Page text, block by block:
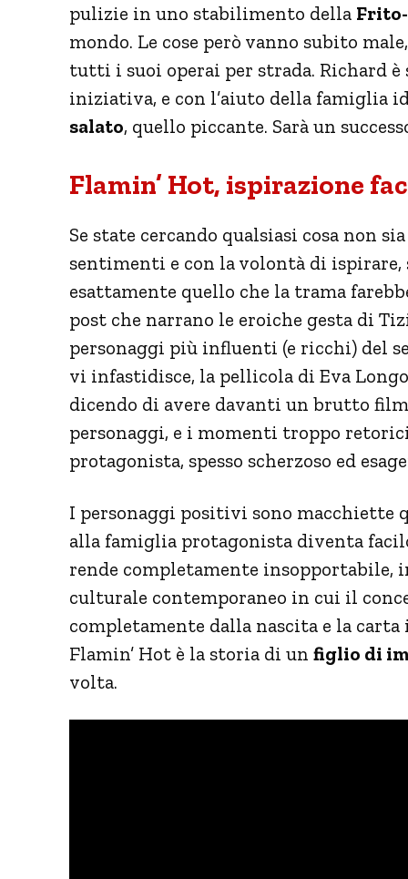
pulizie in uno stabilimento della
mondo. Le cose però vanno subito
tutti i suoi operai per strada. Richard
iniziativa, e con l’aiuto della famiglia
salato, quello piccante. Sarà un
Flamin’ Hot, ispirazione
Se state cercando qualsiasi cosa non
sentimenti e con la volontà di ispirare,
esattamente quello che la trama
post che narrano le eroiche gesta di
personaggi più influenti (e ricchi) del
vi infastidisce, la pellicola di Eva
dicendo di avere davanti un brutto
personaggi, e i momenti troppo
protagonista, spesso scherzoso ed
I personaggi positivi sono
alla famiglia protagonista diventa
rende completamente insopportabile,
culturale contemporaneo in cui il
completamente dalla nascita e la carta
Flamin’ Hot è la storia di un figlio di
volta.